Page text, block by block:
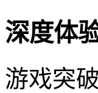
深度体
游戏突